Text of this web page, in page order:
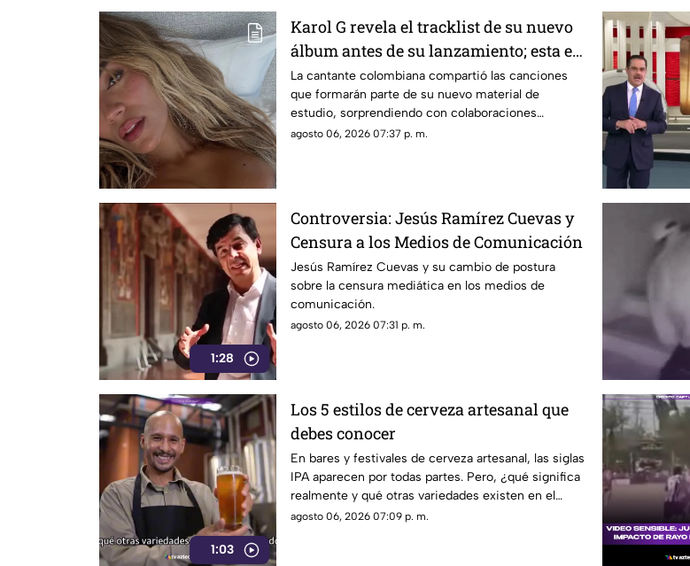
Karol G revela el tracklist de su nuevo
álbum antes de su lanzamiento; esta es
la lista completa
La cantante colombiana compartió las canciones
que formarán parte de su nuevo material de
estudio, sorprendiendo con colaboraciones
internacionales.
agosto 06, 2026 07:37 p. m.
1:28
Controversia: Jesús Ramírez Cuevas y
Censura a los Medios de Comunicación
Jesús Ramírez Cuevas y su cambio de postura
sobre la censura mediática en los medios de
comunicación.
agosto 06, 2026 07:31 p. m.
1:03
Los 5 estilos de cerveza artesanal que
debes conocer
En bares y festivales de cerveza artesanal, las siglas
IPA aparecen por todas partes. Pero, ¿qué significa
realmente y qué otras variedades existen en el
mundo?
agosto 06, 2026 07:09 p. m.